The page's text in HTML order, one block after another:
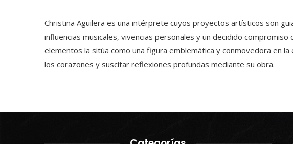
Christina Aguilera es una intérprete cuyos proyectos artísticos son
influencias musicales, vivencias personales y un decidido compromiso
elementos la sitúa como una figura emblemática y conmovedora en la
los corazones y suscitar reflexiones profundas mediante su obra.